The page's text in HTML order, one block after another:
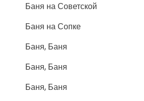
Баня на Советской
Баня на Сопке
Баня, Баня
Баня, Баня
Баня, Баня